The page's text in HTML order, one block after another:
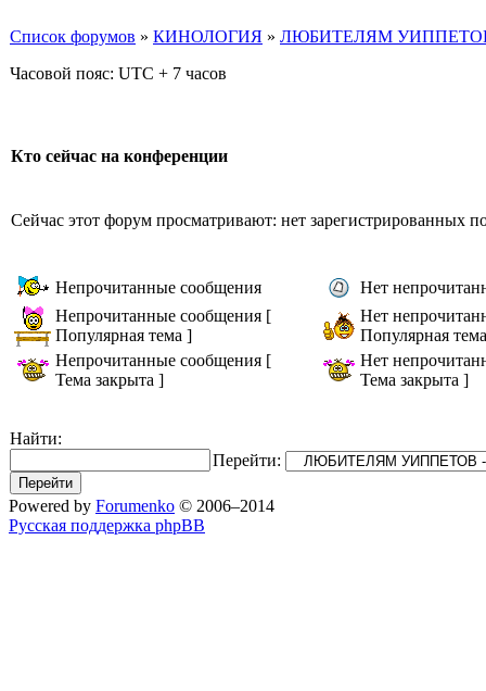
Список форумов » КИНОЛОГИЯ » ЛЮБИТЕЛЯМ
Часовой пояс: UTC + 7 часов
Кто сейчас на конференции
Сейчас этот форум просматривают: нет зарегистрированных
Непрочитанные сообщения
Нет
Непрочитанные сообщения [
Популярная тема ]
Нет
Популярная
Непрочитанные сообщения [
Тема закрыта ]
Нет
Тема закрыта ]
Найти:
Перейти:
Powered by Forumenko © 2006–2014
Русская поддержка phpBB